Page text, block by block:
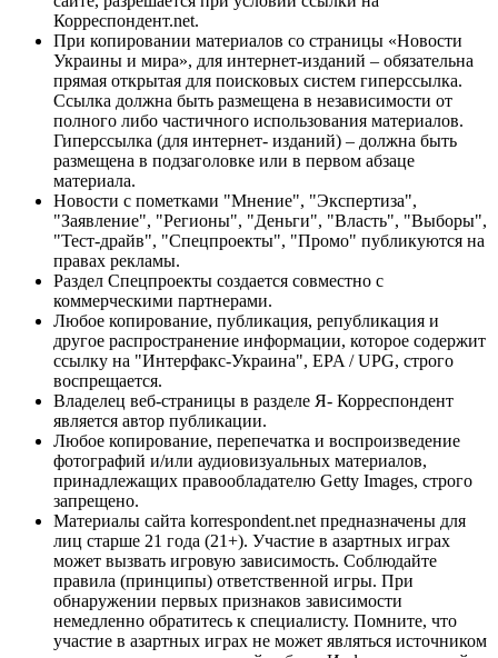
Корреспондент.net.
При копировании материалов со страницы «Новости
Украины и мира», для интернет-изданий – обязательна
прямая открытая для поисковых систем гиперссылка.
Ссылка должна быть размещена в независимости от
полного либо частичного использования материалов.
Гиперссылка (для интернет- изданий) – должна быть
размещена в подзаголовке или в первом абзаце
материала.
Новости с пометками "Мнение", "Экспертиза",
"Заявление", "Регионы", "Деньги", "Власть", "Выборы",
"Тест-драйв", "Спецпроекты", "Промо" публикуются на
правах рекламы.
Раздел Спецпроекты создается совместно с
коммерческими партнерами.
Любое копирование, публикация, републикация и
другое распространение информации, которое содержит
ссылку на "Интерфакс-Украина", EPA / UPG, строго
воспрещается.
Владелец веб-страницы в разделе Я- Корреспондент
является автор публикации.
Любое копирование, перепечатка и воспроизведение
фотографий и/или аудиовизуальных материалов,
принадлежащих правообладателю Getty Images, строго
запрещено.
Материалы сайта korrespondent.net предназначены для
лиц старше 21 года (21+). Участие в азартных играх
может вызвать игровую зависимость. Соблюдайте
правила (принципы) ответственной игры. При
обнаружении первых признаков зависимости
немедленно обратитесь к специалисту. Помните, что
участие в азартных играх не может являться источником